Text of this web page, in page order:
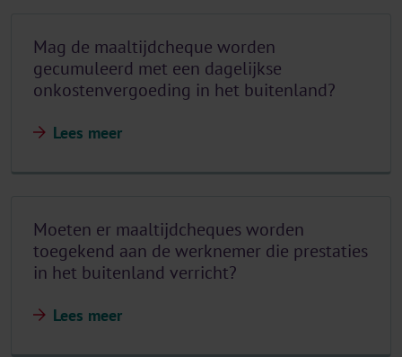
Mag de maaltijdcheque worden
gecumuleerd met een dagelijkse
onkostenvergoeding in het buitenland?
Lees meer
Moeten er maaltijdcheques worden
toegekend aan de werknemer die prestaties
in het buitenland verricht?
Lees meer